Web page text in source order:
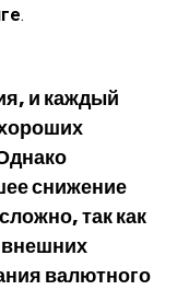
.
и каждый
снижение
так как
внешних
валютного